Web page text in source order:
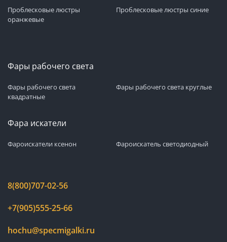
Проблесковые люстры
оранжевые
Проблесковые люстры синие
Фары рабочего света
Фары рабочего света
квадратные
Фары рабочего света круглые
Фара искатели
Фароискатели ксенон Фароискатель светодиодный
8(800)707-02-56
+7(905)555-25-66
hochu@specmigalki.ru